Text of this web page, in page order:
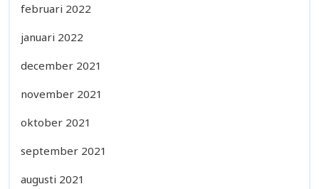
februari 2022
januari 2022
december 2021
november 2021
oktober 2021
september 2021
augusti 2021